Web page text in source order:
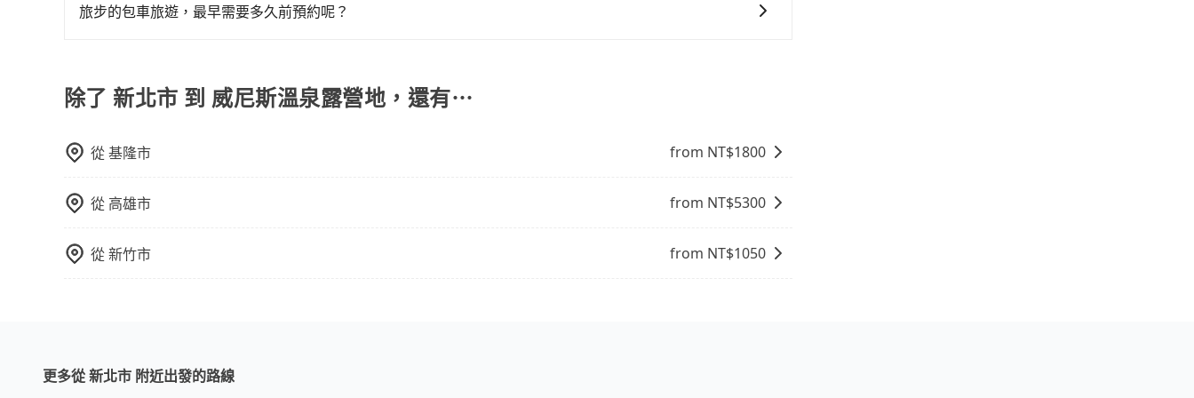
行李與兩個30吋行李箱 五人座休旅車可乘坐四位乘客，並可攜帶四個隨身行李與三個30吋行李箱 九人座廂型車
旅步的包車旅遊，最早需要多久前預約呢？
除了 新北市 到 威尼斯溫泉露營地，還有⋯
從基隆市 from NT$1800
從 高雄市 from NT$5300
從新竹市 from NT$1050
更多從 新北市 附近出發的路線